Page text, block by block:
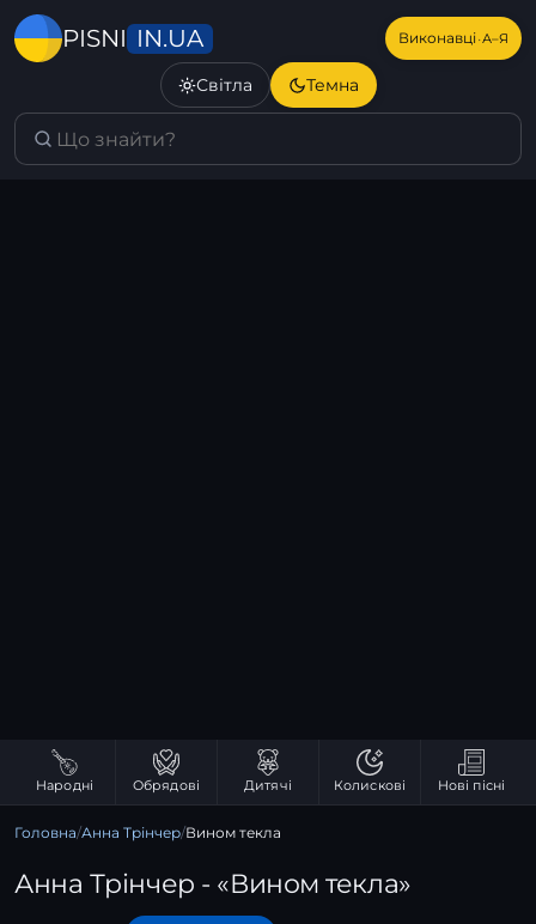
PISNI IN.UA Виконавці·А–Я
Світла Темна
Народні Обрядові Дитячі Колискові Нові пісні
Головна/Анна Трінчер/Вином текла
Анна Трінчер - «Вином текла»